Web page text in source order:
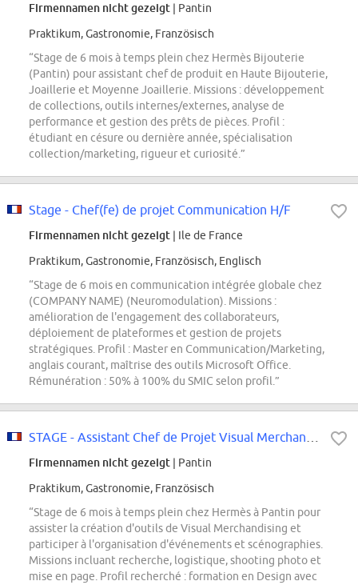
Firmennamen nicht gezeigt | Pantin
Praktikum, Gastronomie, Französisch
“Stage de 6 mois à temps plein chez Hermès Bijouterie
(Pantin) pour assistant chef de produit en Haute Bijouterie,
Joaillerie et Moyenne Joaillerie. Missions : développement
de collections, outils internes/externes, analyse de
performance et gestion des prêts de pièces. Profil :
étudiant en césure ou dernière année, spécialisation
collection/marketing, rigueur et curiosité.”
Stage - Chef(fe) de projet Communication H/F
Firmennamen nicht gezeigt | Ile de France
Praktikum, Gastronomie, Französisch, Englisch
“Stage de 6 mois en communication intégrée globale chez
(COMPANY NAME) (Neuromodulation). Missions :
amélioration de l'engagement des collaborateurs,
déploiement de plateformes et gestion de projets
stratégiques. Profil : Master en Communication/Marketing,
anglais courant, maîtrise des outils Microsoft Office.
Rémunération : 50% à 100% du SMIC selon profil.”
Firmennamen nicht gezeigt | Pantin
Praktikum, Gastronomie, Französisch
“Stage de 6 mois à temps plein chez Hermès à Pantin pour
assister la création d'outils de Visual Merchandising et
participer à l'organisation d'événements et scénographies.
Missions incluant recherche, logistique, shooting photo et
mise en page. Profil recherché : formation en Design avec